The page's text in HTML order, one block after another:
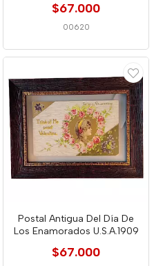
$67.000
00620
Postal Antigua Del Día De
Los Enamorados U.S.A.1909
$67.000